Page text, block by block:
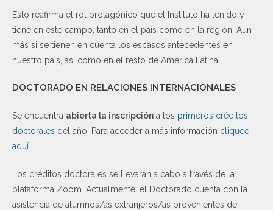
Esto reafirma el rol protagónico que el Instituto ha tenido y
tiene en este campo, tanto en el país como en la región. Aun
más si se tienen en cuenta los escasos antecedentes en
nuestro país, así como en el resto de America Latina.
DOCTORADO EN RELACIONES INTERNACIONALES
Se encuentra abierta la inscripción a los primeros créditos
doctorales del año. Para acceder a más información cliquee
aquí
Los créditos doctorales se llevarán a cabo a través de la
plataforma Zoom. Actualmente, el Doctorado cuenta con la
asistencia de alumnos/as extranjeros/as provenientes de